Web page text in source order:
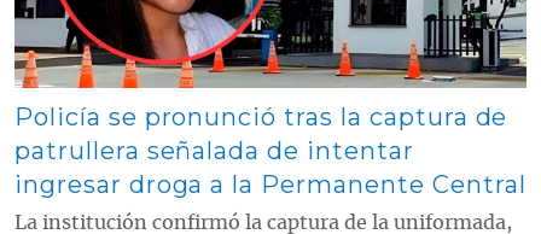
Policía se pronunció tras la captura de
patrullera señalada de intentar
ingresar droga a la Permanente Central
La institución confirmó la captura de la uniformada,